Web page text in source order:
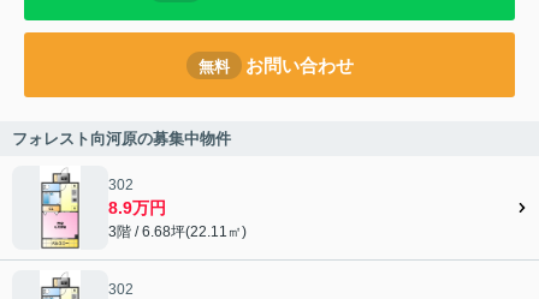
無料 お問い合わせ
フォレスト向河原の募集中物件
302
8.9万円
3階 / 6.68坪(22.11㎡)
302